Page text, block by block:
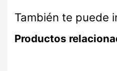
También te puede
Productos